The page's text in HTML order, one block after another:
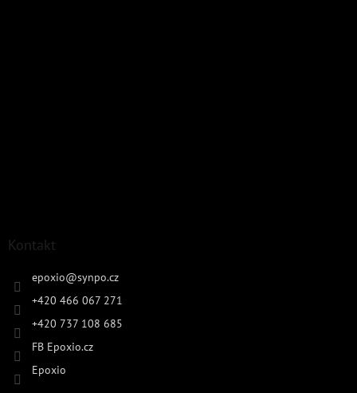
Kontakt
epoxio@synpo.cz
+420 466 067 271
+420 737 108 685
FB Epoxio.cz
Epoxio